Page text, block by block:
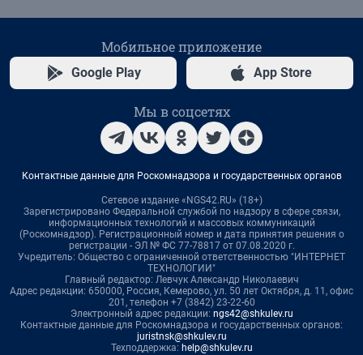
Мобильное приложение
Google Play App Store
Мы в соцсетях
Контактные данные для Роскомнадзора и государственных органов
Сетевое издание «NGS42.RU» (18+)
Зарегистрировано Федеральной службой по надзору в сфере связи,
информационных технологий и массовых коммуникаций
(Роскомнадзор). Регистрационный номер и дата принятия решения о
регистрации - ЭЛ № ФС 77-78817 от 07.08.2020 г.
Учредитель: Общество с ограниченной ответственностью "ИНТЕРНЕТ
ТЕХНОЛОГИИ"
Главный редактор: Левчук Александр Николаевич
Адрес редакции: 650000, Россия, Кемерово, ул. 50 лет Октября, д. 11, офис
201, телефон +7 (3842) 23-22-60
Электронный адрес редакции: ngs42@shkulev.ru
Контактные данные для Роскомнадзора и государственных органов:
juristnsk@shkulev.ru
Техподдержка: help@shkulev.ru